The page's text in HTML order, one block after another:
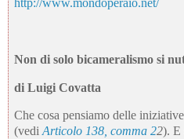
http://www.mondoperaio.net/
Non di solo bicameralismo si
di Luigi Covatta
Che cosa pensiamo delle
(vediArticolo 138, comma 22). E